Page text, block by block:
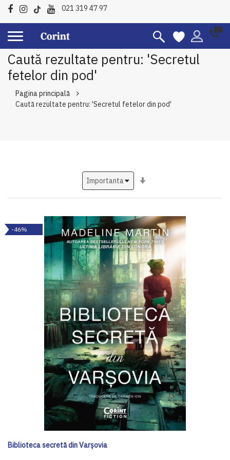
021 319 47 97
Caută rezultate pentru: 'Secretul
fetelor din pod'
Pagina principală
Caută rezultate pentru: 'Secretul fetelor din pod'
-46%
Biblioteca secretă din Varșovia